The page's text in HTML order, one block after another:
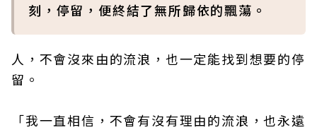
刻，停留，便終結了無所歸依的飄蕩。
人，不會沒來由的流浪，也一定能找到想要的停
留。
「我一直相信，不會有沒有理由的流浪，也永遠